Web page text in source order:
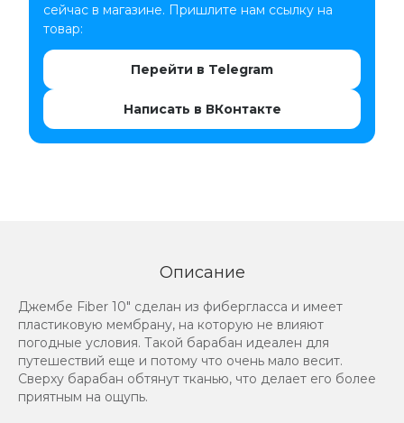
сейчас в магазине. Пришлите нам ссылку на
товар:
Перейти в Telegram
Написать в ВКонтакте
Описание
Джембе Fiber 10" сделан из фибергласса и имеет
пластиковую мембрану, на которую не влияют
погодные условия. Такой барабан идеален для
путешествий еще и потому что очень мало весит.
Сверху барабан обтянут тканью, что делает его более
приятным на ощупь.